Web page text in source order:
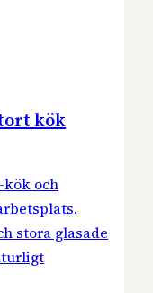
kök
och
stora glasade